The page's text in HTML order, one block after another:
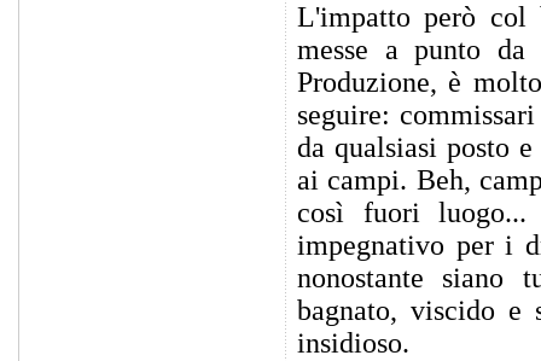
L'impatto però col
messe a punto
Produzione, è
seguire:
da qualsiasi posto
ai campi. Beh,
così fuori
impegnativo per i
nonostante siano
bagnato, viscido e
insidioso.